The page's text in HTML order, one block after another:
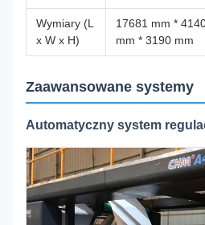
Wymiary (L
x W x H)
17681 mm *
mm * 3190 mm
Zaawansowane systemy
Automatyczny system